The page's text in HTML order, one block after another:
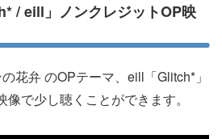
/ eill」ノンクレジットOP映
花弁 のOPテーマ、eill「Glitch*」
で少し聴くことができます。